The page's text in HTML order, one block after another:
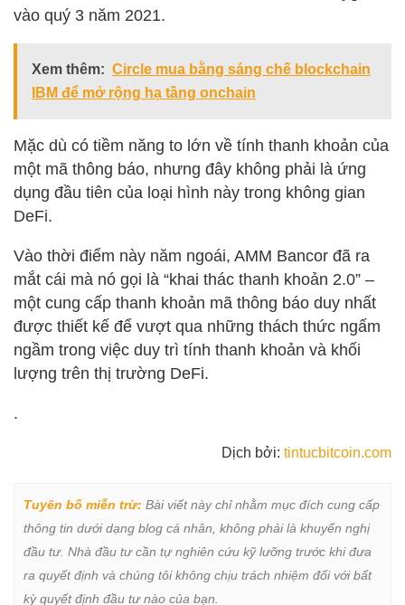
vào quý 3 năm 2021.
Xem thêm: Circle mua bằng sáng chế blockchain
IBM để mở rộng hạ tầng onchain
Mặc dù có tiềm năng to lớn về tính thanh khoản của
một mã thông báo, nhưng đây không phải là ứng
dụng đầu tiên của loại hình này trong không gian
DeFi.
Vào thời điểm này năm ngoái, AMM Bancor đã ra
mắt cái mà nó gọi là “khai thác thanh khoản 2.0” –
một cung cấp thanh khoản mã thông báo duy nhất
được thiết kế để vượt qua những thách thức ngấm
ngầm trong việc duy trì tính thanh khoản và khối
lượng trên thị trường DeFi.
.
Dịch bởi: tintucbitcoin.com
Tuyên bố miễn trừ: Bài viết này chỉ nhằm mục đích cung cấp
thông tin dưới dạng blog cá nhân, không phải là khuyến nghị
đầu tư. Nhà đầu tư cần tự nghiên cứu kỹ lưỡng trước khi đưa
ra quyết định và chúng tôi không chịu trách nhiệm đối với bất
kỳ quyết định đầu tư nào của bạn.